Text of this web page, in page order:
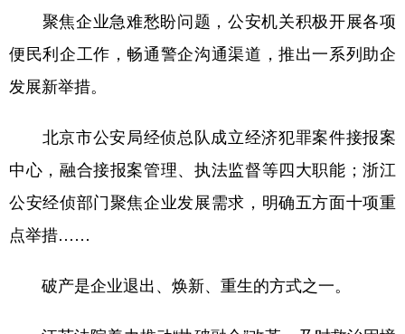
聚焦企业急难愁盼问题，公安机关积极开展各项
便民利企工作，畅通警企沟通渠道，推出一系列助企
发展新举措。
北京市公安局经侦总队成立经济犯罪案件接报案
中心，融合接报案管理、执法监督等四大职能；浙江
公安经侦部门聚焦企业发展需求，明确五方面十项重
点举措……
破产是企业退出、焕新、重生的方式之一。